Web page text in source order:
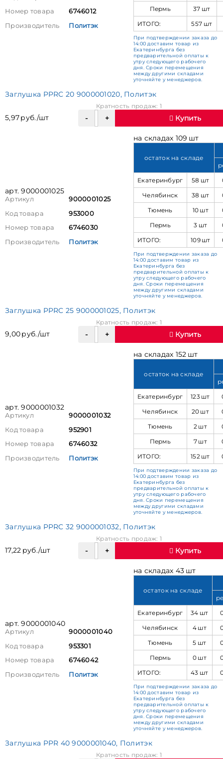
Номер товара
6746012
Производитель
Политэк
Пермь
37 шт
ИТОГО:
557 шт
При подтверждении заказа до
14:00 доставим товар из
Екатеринбурга без
предварительной оплаты к
утру следующего рабочего
дня. Сроки перемещения
между другими складами
уточняйте у менеджеров.
Заглушка PPRC 20 9000001020, Политэк
5,97 руб./шт
Кратность продаж: 1
Купить
арт. 9000001025
Артикул
9000001025
Код товара
953000
Номер товара
6746030
Производитель
Политэк
на складах 109 шт
остаток на складе
Екатеринбург
58 шт
Челябинск
38 шт
Тюмень
10 шт
Пермь
3 шт
ИТОГО:
109 шт
При подтверждении заказа до
14:00 доставим товар из
Екатеринбурга без
предварительной оплаты к
утру следующего рабочего
дня. Сроки перемещения
между другими складами
уточняйте у менеджеров.
Заглушка PPRC 25 9000001025, Политэк
9,00 руб./шт
Кратность продаж: 1
Купить
арт. 9000001032
Артикул
9000001032
Код товара
952901
Номер товара
6746032
Производитель
Политэк
на складах 152 шт
остаток на складе
Екатеринбург
123 шт
Челябинск
20 шт
Тюмень
2 шт
Пермь
7 шт
ИТОГО:
152 шт
При подтверждении заказа до
14:00 доставим товар из
Екатеринбурга без
предварительной оплаты к
утру следующего рабочего
дня. Сроки перемещения
между другими складами
уточняйте у менеджеров.
Заглушка PPRC 32 9000001032, Политэк
17,22 руб./шт
Кратность продаж: 1
Купить
арт. 9000001040
Артикул
9000001040
Код товара
953301
Номер товара
6746042
Производитель
Политэк
на складах 43 шт
остаток на складе
Екатеринбург
34 шт
Челябинск
4 шт
Тюмень
5 шт
Пермь
0 шт
ИТОГО:
43 шт
При подтверждении заказа до
14:00 доставим товар из
Екатеринбурга без
предварительной оплаты к
утру следующего рабочего
дня. Сроки перемещения
между другими складами
уточняйте у менеджеров.
Заглушка PPR 40 9000001040, Политэк
Кратность продаж: 1